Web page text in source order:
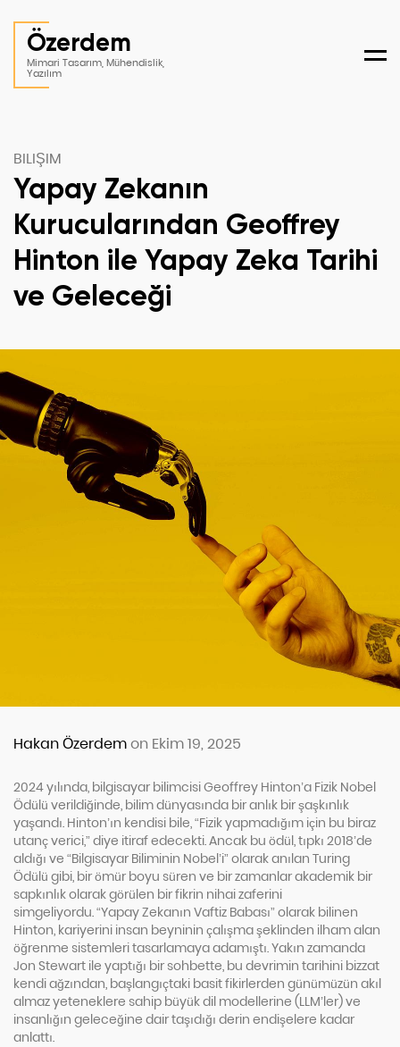
Özerdem
Mimari Tasarım, Mühendislik,
Yazılım
BILIŞIM
Yapay Zekanın
Kurucularından Geoffrey
Hinton ile Yapay Zeka Tarihi
ve Geleceği
Hakan Özerdemon Ekim 19, 2025
2024 yılında, bilgisayar bilimcisi Geoffrey Hinton’a Fizik Nobel
Ödülü verildiğinde, bilim dünyasında bir anlık bir şaşkınlık
yaşandı. Hinton’ın kendisi bile, “Fizik yapmadığım için bu biraz
utanç verici,” diye itiraf edecekti. Ancak bu ödül, tıpkı 2018’de
aldığı ve “Bilgisayar Biliminin Nobel’i” olarak anılan Turing
Ödülü gibi, bir ömür boyu süren ve bir zamanlar akademik bir
sapkınlık olarak görülen bir fikrin nihai zaferini
simgeliyordu. “Yapay Zekanın Vaftiz Babası” olarak bilinen
Hinton, kariyerini insan beyninin çalışma şeklinden ilham alan
öğrenme sistemleri tasarlamaya adamıştı. Yakın zamanda
Jon Stewart ile yaptığı bir sohbette, bu devrimin tarihini bizzat
kendi ağzından, başlangıçtaki basit fikirlerden günümüzün akıl
almaz yeteneklere sahip büyük dil modellerine (LLM’ler) ve
insanlığın geleceğine dair taşıdığı derin endişelere kadar
anlattı.